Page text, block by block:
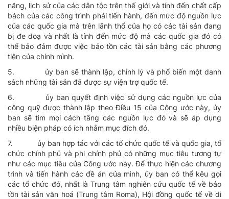
năng, lịch sử của các dân tộc trên thế giới và tính đến chất cấp
bách của các công trình phải tiến hành, đến mức độ nguồn lực
của các quốc gia mà trên lãnh thổ của họ có các tài sản đang
bị đe doạ và nhất là tính đến mức độ mà các quốc gia đó có
thể bảo đảm được việc bảo tồn các tài sản bằng các phương
tiện của chính mình.
5. ủy ban sẽ thành lập, chỉnh lý và phổ biến một danh
sách những tài sản đã được sự viện trợ quốc tế.
6. ủy ban quyết định việc sử dụng các nguồn lực của
công quỹ được thành lập theo Ðiều 15 của Công ước này, ủy
ban sẽ tìm mọi cách tăng các nguồn lực đó và sẽ áp dụng
nhiều biện pháp có ích nhằm mục đích đó.
7. ủy ban hợp tác với các tổ chức quốc tế và quốc gia, tổ
chức chính phủ và phi chính phủ có những mục tiêu tương tự
như các mục tiêu của Công ước này. Ðể thực hiện các chương
trình và tiến hành các đề án của mình, ủy ban có thể kêu gọi
các tổ chức đó, nhất là Trung tâm nghiên cứu quốc tế về bảo
tồn tài sản văn hoá (Trung tâm Roma), Hội đồng quốc tế về di